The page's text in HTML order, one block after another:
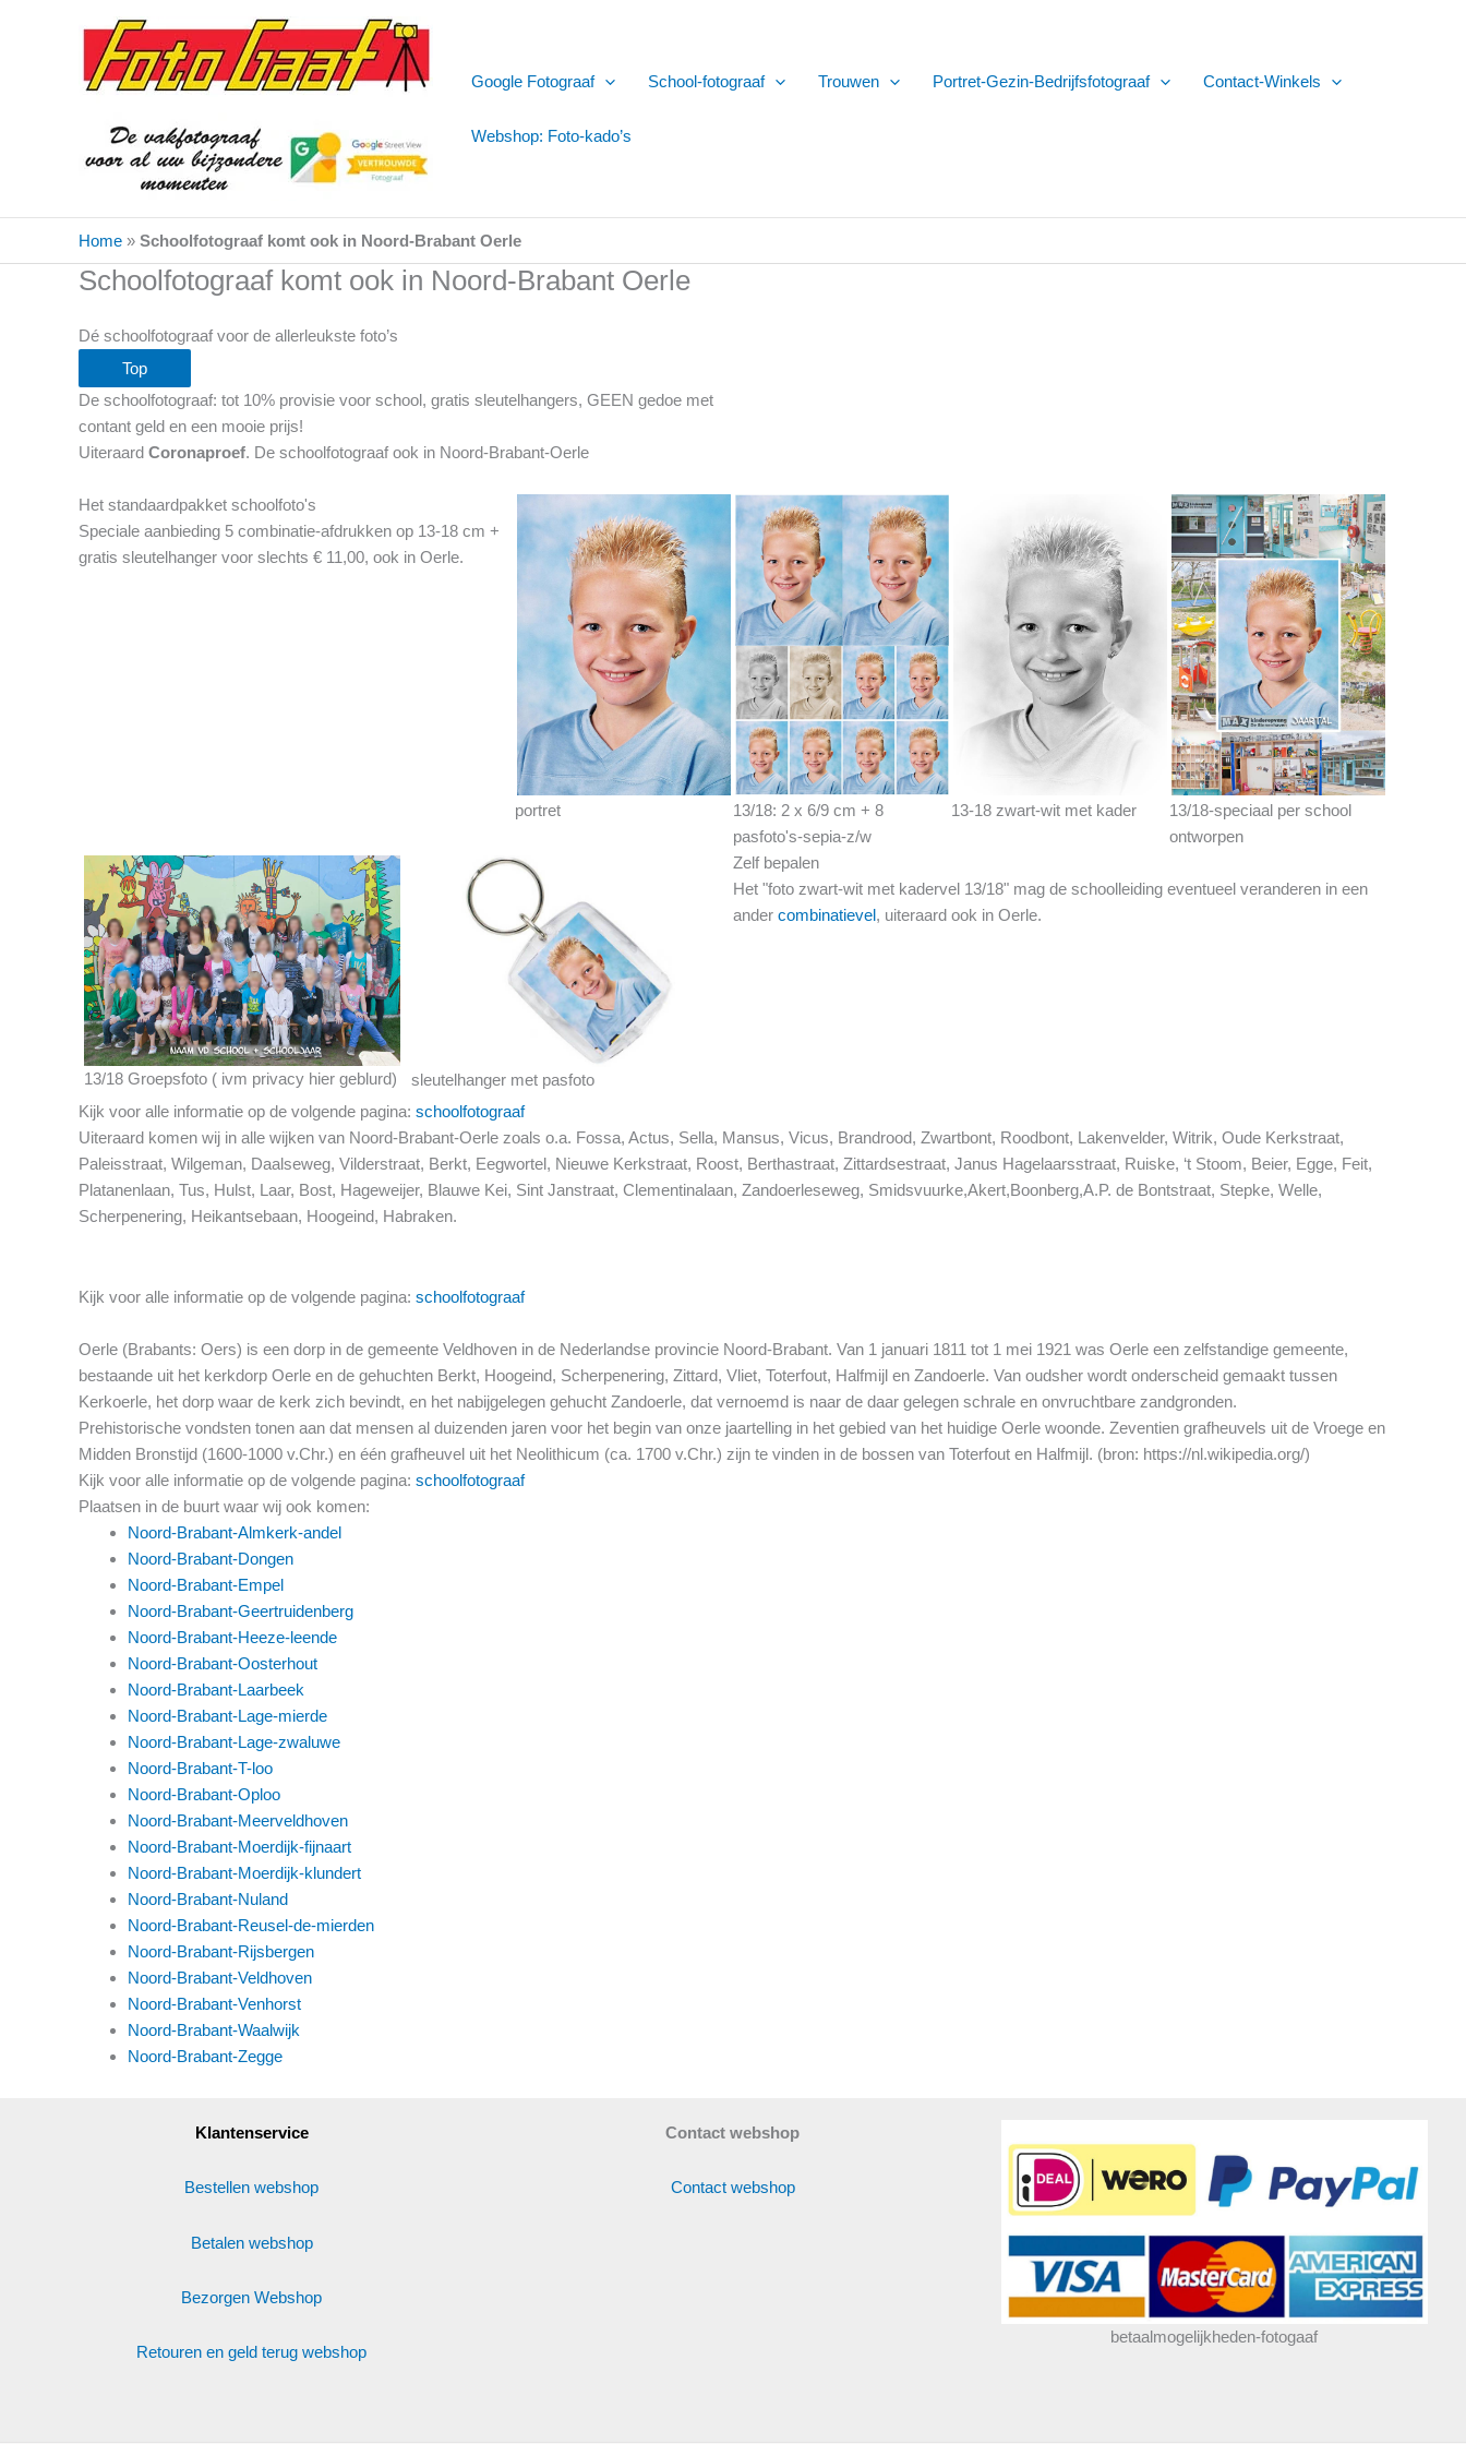
Google Fotograaf School-fotograaf Trouwen Portret-Gezin-Bedrijfsfotograaf Contact-Winkels
Webshop: Foto-kado’s
Home » Schoolfotograaf komt ook in Noord-Brabant Oerle
Schoolfotograaf komt ook in Noord-Brabant Oerle
Dé schoolfotograaf voor de allerleukste foto’s
Top
De schoolfotograaf: tot 10% provisie voor school, gratis sleutelhangers, GEEN gedoe met
contant geld en een mooie prijs!
Uiteraard Coronaproef. De schoolfotograaf ook in Noord-Brabant-Oerle
Het standaardpakket schoolfoto's
Speciale aanbieding 5 combinatie-afdrukken op 13-18 cm +
gratis sleutelhanger voor slechts € 11,00, ook in Oerle.
portret
13/18: 2 x 6/9 cm + 8
pasfoto's-sepia-z/w
13-18 zwart-wit met kader
13/18-speciaal per school
ontworpen
13/18 Groepsfoto ( ivm privacy hier geblurd) sleutelhanger met pasfoto
Zelf bepalen
Het "foto zwart-wit met kadervel 13/18" mag de schoolleiding eventueel veranderen in een
ander combinatievel, uiteraard ook in Oerle.
Kijk voor alle informatie op de volgende pagina: schoolfotograaf
Uiteraard komen wij in alle wijken van Noord-Brabant-Oerle zoals o.a. Fossa, Actus, Sella, Mansus, Vicus, Brandrood, Zwartbont, Roodbont, Lakenvelder, Witrik, Oude Kerkstraat,
Paleisstraat, Wilgeman, Daalseweg, Vilderstraat, Berkt, Eegwortel, Nieuwe Kerkstraat, Roost, Berthastraat, Zittardsestraat, Janus Hagelaarsstraat, Ruiske, ‘t Stoom, Beier, Egge, Feit,
Platanenlaan, Tus, Hulst, Laar, Bost, Hageweijer, Blauwe Kei, Sint Janstraat, Clementinalaan, Zandoerleseweg, Smidsvuurke,Akert,Boonberg,A.P. de Bontstraat, Stepke, Welle,
Scherpenering, Heikantsebaan, Hoogeind, Habraken.
Kijk voor alle informatie op de volgende pagina: schoolfotograaf
Oerle (Brabants: Oers) is een dorp in de gemeente Veldhoven in de Nederlandse provincie Noord-Brabant. Van 1 januari 1811 tot 1 mei 1921 was Oerle een zelfstandige gemeente,
bestaande uit het kerkdorp Oerle en de gehuchten Berkt, Hoogeind, Scherpenering, Zittard, Vliet, Toterfout, Halfmijl en Zandoerle. Van oudsher wordt onderscheid gemaakt tussen
Kerkoerle, het dorp waar de kerk zich bevindt, en het nabijgelegen gehucht Zandoerle, dat vernoemd is naar de daar gelegen schrale en onvruchtbare zandgronden.
Prehistorische vondsten tonen aan dat mensen al duizenden jaren voor het begin van onze jaartelling in het gebied van het huidige Oerle woonde. Zeventien grafheuvels uit de Vroege en
Midden Bronstijd (1600-1000 v.Chr.) en één grafheuvel uit het Neolithicum (ca. 1700 v.Chr.) zijn te vinden in de bossen van Toterfout en Halfmijl. (bron: https://nl.wikipedia.org/)
Kijk voor alle informatie op de volgende pagina: schoolfotograaf
Plaatsen in de buurt waar wij ook komen:
Noord-Brabant-Almkerk-andel
Noord-Brabant-Dongen
Noord-Brabant-Empel
Noord-Brabant-Geertruidenberg
Noord-Brabant-Heeze-leende
Noord-Brabant-Oosterhout
Noord-Brabant-Laarbeek
Noord-Brabant-Lage-mierde
Noord-Brabant-Lage-zwaluwe
Noord-Brabant-T-loo
Noord-Brabant-Oploo
Noord-Brabant-Meerveldhoven
Noord-Brabant-Moerdijk-fijnaart
Noord-Brabant-Moerdijk-klundert
Noord-Brabant-Nuland
Noord-Brabant-Reusel-de-mierden
Noord-Brabant-Rijsbergen
Noord-Brabant-Veldhoven
Noord-Brabant-Venhorst
Noord-Brabant-Waalwijk
Noord-Brabant-Zegge
Klantenservice
Bestellen webshop
Betalen webshop
Bezorgen Webshop
Retouren en geld terug webshop
Contact webshop
Contact webshop
betaalmogelijkheden-fotogaaf